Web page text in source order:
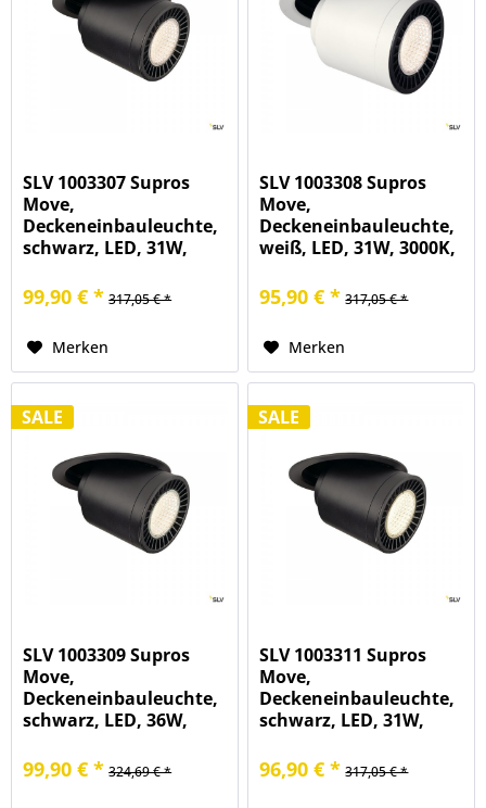
SLV 1003307 Supros
Move,
Deckeneinbauleuchte,
schwarz, LED, 31W,
99,90 € * 317,05 € *
Merken
SLV 1003308 Supros
Move,
Deckeneinbauleuchte,
weiß, LED, 31W, 3000K,
95,90 € * 317,05 € *
Merken
SALE
SLV 1003309 Supros
Move,
Deckeneinbauleuchte,
schwarz, LED, 36W,
99,90 € * 324,69 € *
SALE
SLV 1003311 Supros
Move,
Deckeneinbauleuchte,
schwarz, LED, 31W,
96,90 € * 317,05 € *